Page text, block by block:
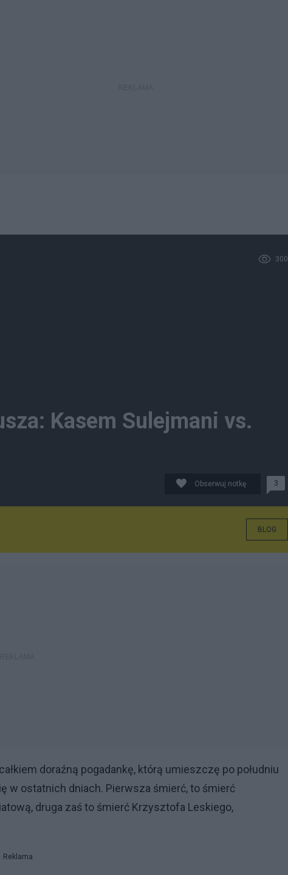
300
Kasem Sulejmani vs.
Obserwuj notkę 3
BLOG
doraźną pogadankę, którą umieszczę po południu
w ostatnich dniach. Pierwsza śmierć, to śmierć
druga zaś to śmierć Krzysztofa Leskiego,
Reklama